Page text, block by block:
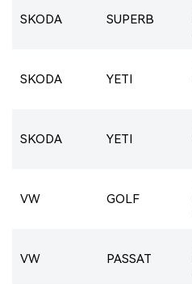
SKODA SUPERB
SKODA YETI
SKODA YETI
VW GOLF
VW PASSAT